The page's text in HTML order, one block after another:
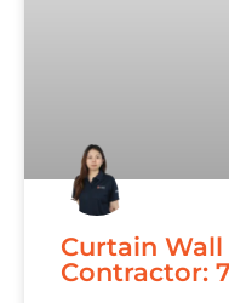
Curtain
Contractor: